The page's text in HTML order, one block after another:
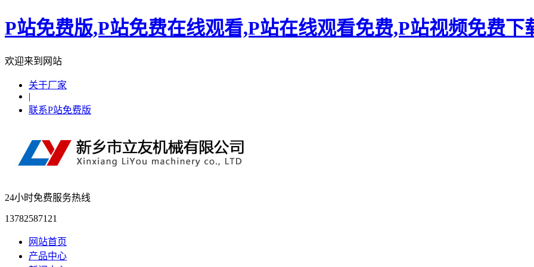
P站免费版,P站免费在线观看,P站在线观看免费,P站视频免费下
欢迎来到网站
关于厂家
|
联系P站免费版
24小时免费服务热线
13782587121
网站首页
产品中心